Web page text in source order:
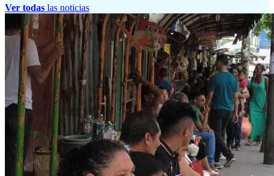
Ver todas las noticias